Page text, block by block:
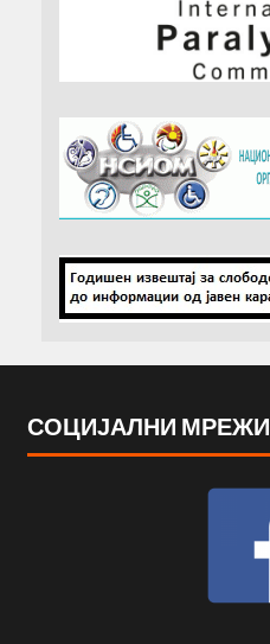
СОЦИЈАЛНИ МРЕЖИ